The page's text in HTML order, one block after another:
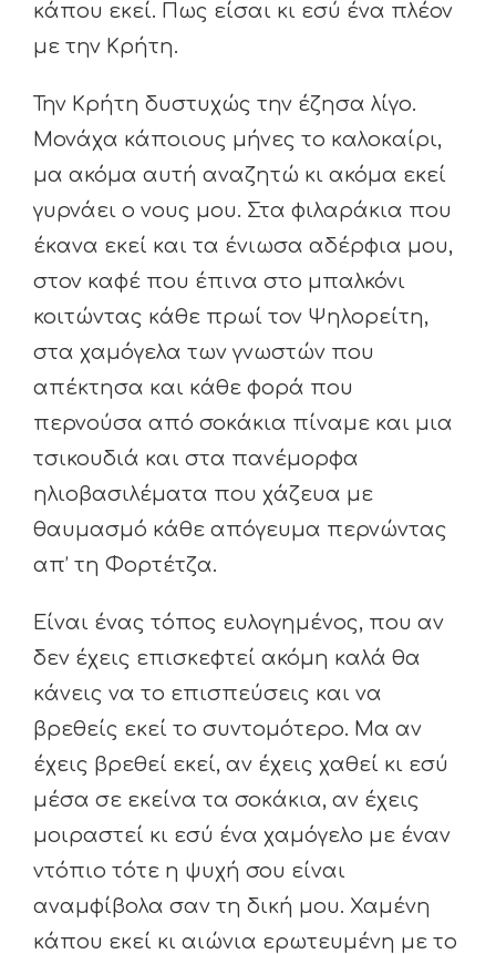
κάπου εκεί. Πως είσαι κι εσύ ένα πλέον
με την Κρήτη.
Την Κρήτη δυστυχώς την έζησα λίγο.
Μονάχα κάποιους μήνες το καλοκαίρι,
μα ακόμα αυτή αναζητώ κι ακόμα εκεί
γυρνάει ο νους μου. Στα φιλαράκια που
έκανα εκεί και τα ένιωσα αδέρφια μου,
στον καφέ που έπινα στο μπαλκόνι
κοιτώντας κάθε πρωί τον Ψηλορείτη,
στα χαμόγελα των γνωστών που
απέκτησα και κάθε φορά που
περνούσα από σοκάκια πίναμε και μια
τσικουδιά και στα πανέμορφα
ηλιοβασιλέματα που χάζευα με
θαυμασμό κάθε απόγευμα περνώντας
απ’ τη Φορτέτζα.
Είναι ένας τόπος ευλογημένος, που αν
δεν έχεις επισκεφτεί ακόμη καλά θα
κάνεις να το επισπεύσεις και να
βρεθείς εκεί το συντομότερο. Μα αν
έχεις βρεθεί εκεί, αν έχεις χαθεί κι εσύ
μέσα σε εκείνα τα σοκάκια, αν έχεις
μοιραστεί κι εσύ ένα χαμόγελο με έναν
ντόπιο τότε η ψυχή σου είναι
αναμφίβολα σαν τη δική μου. Χαμένη
κάπου εκεί κι αιώνια ερωτευμένη με το